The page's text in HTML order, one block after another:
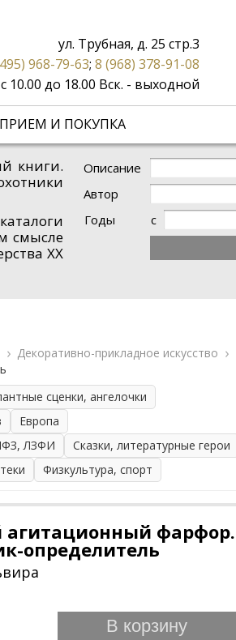
ПРИЕМ И ПОКУПКА
ул. Трубная, д. 25 стр.3
968-79-63; 8 (968) 378-91-08
10.00 до 18.00 Вск. - выходной
Описание
Автор
Годы
с
книги.
смысле
XX
Декоративно-прикладное искусство
сценки, ангелочки
Европа
ЛЗФИ Сказки, литературные герои
Физкультура, спорт
агитационный фарфор.
определитель
В корзину